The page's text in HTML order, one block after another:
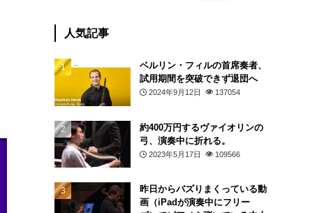
人気記事
ベルリン・フィルの首席奏者、
試用期間を突破できず退団へ
2024年9月12日 137054
約400万円するヴァイオリンの
弓、演奏中に折れる。
2023年5月17日 109566
昨日からバズりまくっている動
画（iPadが演奏中にフリー